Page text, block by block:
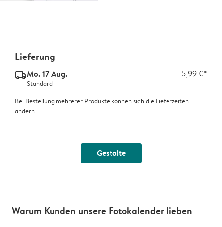
Lieferung
delivery_standard_v2Mo. 17 Aug. 5,99 €*
Standard
Bei Bestellung mehrerer Produkte können sich die Lieferzeiten
ändern.
Gestalte
Warum Kunden unsere Fotokalender lieben